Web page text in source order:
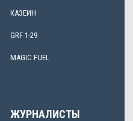
КАЗЕИН
GRF 1-29
MAGIC FUEL
ЖУРНАЛИСТЫ